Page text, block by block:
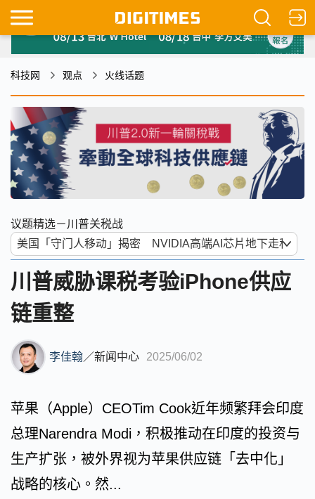
科技网 观点 火线话题
议题精选－川普关税战
川普威胁课税考验iPhone供应
链重整
李佳翰／新闻中心 2025/06/02
苹果（Apple）CEOTim Cook近年频繁拜会印度
总理Narendra Modi，积极推动在印度的投资与
生产扩张，被外界视为苹果供应链「去中化」
战略的核心。然...